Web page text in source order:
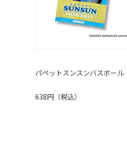
パペットスンスンバスボール
638円（税込）